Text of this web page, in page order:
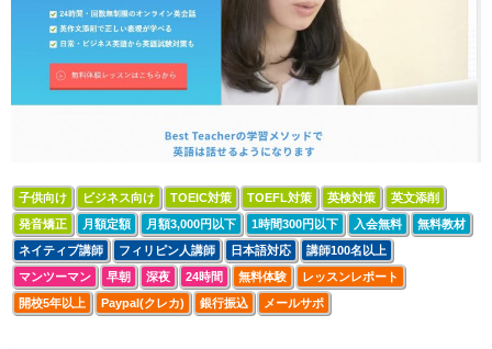
子供向け ビジネス向け TOEIC対策 TOEFL対策 英検対策
英文添削
発音矯正
月額定額 月額3,000円以下 1時間300円以下 入会無料
無料教材
ネイティブ講師
フィリピン人講師 日本語対応
講師100名以上
マンツーマン
早朝 深夜 24時間 無料体験
レッスンレポート
開校5年以上
Paypal(クレカ) 銀行振込 メールサポ